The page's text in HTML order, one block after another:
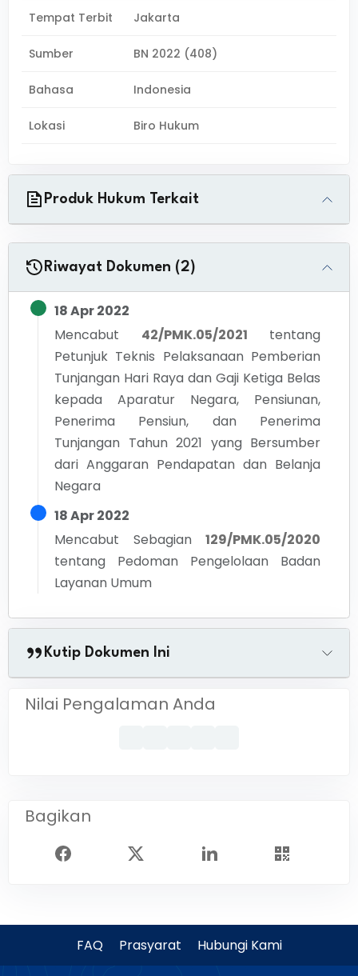
Tempat Terbit Jakarta
Sumber BN 2022 (408)
Bahasa Indonesia
Lokasi Biro Hukum
Produk Hukum Terkait
Riwayat Dokumen (2)
18 Apr 2022
Mencabut
42/PMK.05/2021
tentang
Petunjuk Teknis Pelaksanaan Pemberian
Tunjangan Hari Raya dan Gaji Ketiga Belas
kepada Aparatur Negara, Pensiunan,
Penerima Pensiun, dan Penerima
Tunjangan Tahun 2021 yang Bersumber
dari Anggaran Pendapatan dan Belanja
Negara
18 Apr 2022
Mencabut Sebagian 129/PMK.05/2020
tentang Pedoman Pengelolaan Badan
Layanan Umum
Kutip Dokumen Ini
Nilai Pengalaman Anda
Bagikan
FAQ Prasyarat Hubungi Kami